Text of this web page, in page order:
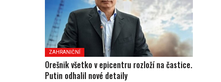
ZAHRANIČNÍ
Orešnik všetko v epicentru rozloží na častice.
Putin odhalil nové detaily